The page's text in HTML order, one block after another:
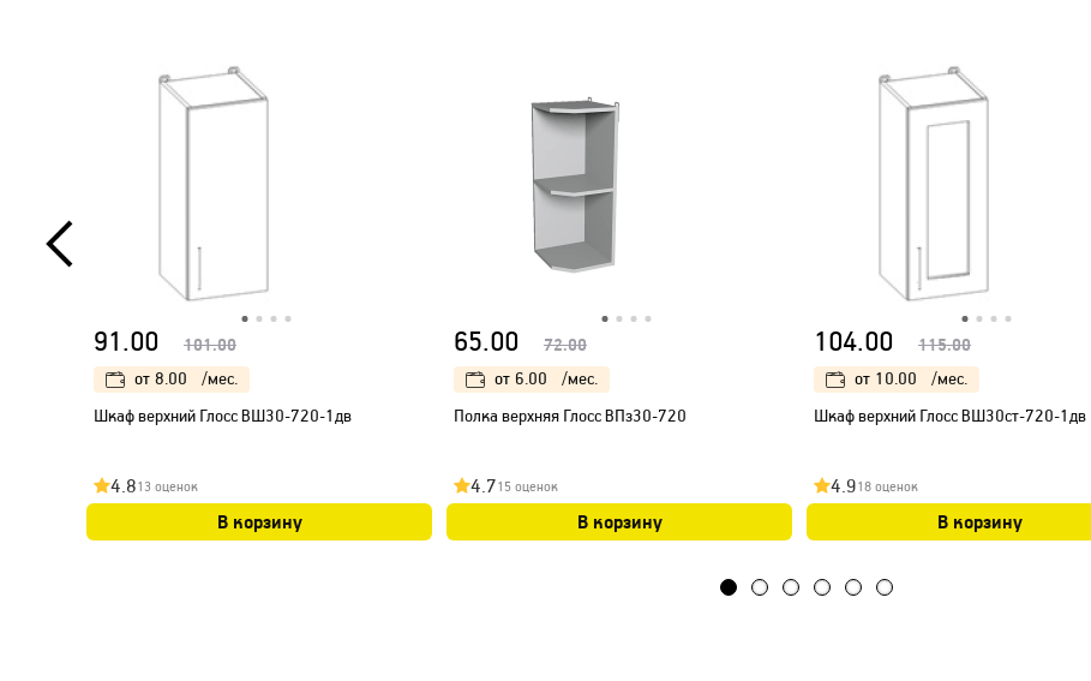
91.00 101.00
от 8.00
/мес.
Шкаф верхний Глосс ВШ30-720-1дв
4.813 оценок
В корзину
65.00 72.00
от 6.00
/мес.
Полка верхняя Глосс ВПз30-720
4.715 оценок
В корзину
104.00 115.00
от 10.00
/мес.
Шкаф верхний Глосс ВШ30ст-720-1дв
4.918 оценок
В корзину